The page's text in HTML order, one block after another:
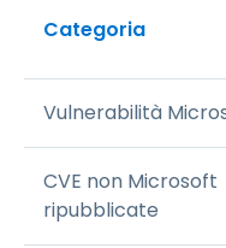
Categoria
Vulnerabilità
CVE non Microsoft
ripubblicate